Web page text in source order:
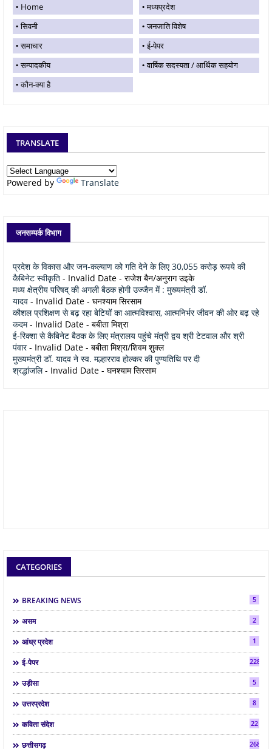
Home
मध्यप्रदेश
सिवनी
जनजाति विशेष
समाचार
ई-पेपर
सम्पादकीय
वार्षिक सदस्यता / आर्थिक सहयोग
कौन-क्या है
TRANSLATE
Powered by Translate
जनसम्पर्क विभाग
प्रदेश के विकास और जन-कल्याण को गति देने के लिए 30,055 करोड़ रूपये की
कैबिनेट स्वीकृति - Invalid Date - राजेश बैन/अनुराग उइके
मध्य क्षेत्रीय परिषद् की अगली बैठक होगी उज्जैन में : मुख्यमंत्री डॉ.
यादव - Invalid Date - घनश्याम सिरसाम
कौशल प्रशिक्षण से बढ़ रहा बेटियों का आत्मविश्वास, आत्मनिर्भर जीवन की ओर बढ़ रहे
कदम- Invalid Date - बबीता मिश्रा
ई-रिक्शा से कैबिनेट बैठक के लिए मंत्रालय पहुंचे मंत्री द्वय श्री टेटवाल और श्री
पंवार- Invalid Date - बबीता मिश्रा/शिवम शुक्ल
मुख्यमंत्री डॉ. यादव ने स्व. मल्हारराव होल्कर की पुण्यतिथि पर दी
श्रद्धांजलि- Invalid Date - घनश्याम सिरसाम
CATEGORIES
BREAKING NEWS 5
असम 2
आंध्र प्रदेश 1
ई-पेपर 2286
उड़ीसा 5
उत्तरप्रदेश 8
कविता संदेश 22
छत्तीसगढ़ 268